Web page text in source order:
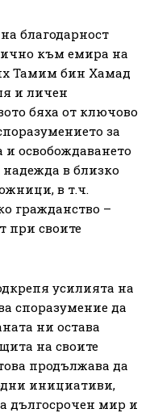
благодарност
към емира на
Тамим бин Хамад
и личен
бяха от ключово
за
и освобождаването
в близко
в т.ч.
гражданство –
при своите
усилията на
споразумение да
ни остава
на своите
продължава да
инициативи,
дългосрочен мир и